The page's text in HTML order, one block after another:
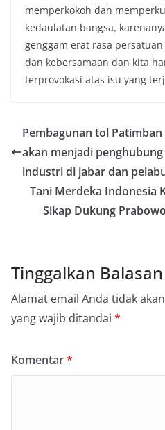
memperkokoh dan
kedaulatan bangsa,
genggam erat rasa
dan kebersamaan dan kita
terprovokasi atas isu yang
Pembagunan tol
akan menjadi
industri di jabar dan
Tani Merdeka Indonesia
Sikap Dukung
Tinggalkan Balasan
Alamat email Anda tidak
yang wajib ditandai *
Komentar*